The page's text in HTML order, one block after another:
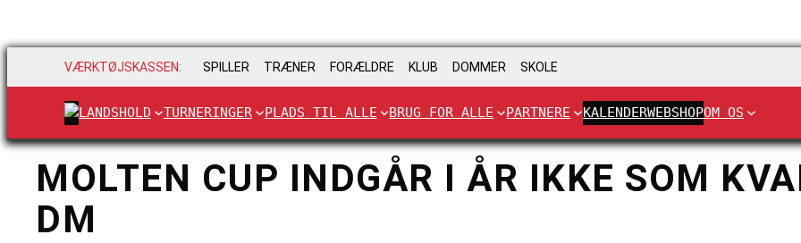
VÆRKTØJSKASSEN: SPILLER TRÆNER FORÆLDRE KLUB DOMMER SKOLE
LANDSHOLD TURNERINGER PLADS TIL ALLE BRUG FOR ALLE PARTNERE KALENDERWEBSHOPOM OS
MOLTEN CUP INDGÅR I ÅR IKKE SOM
DM